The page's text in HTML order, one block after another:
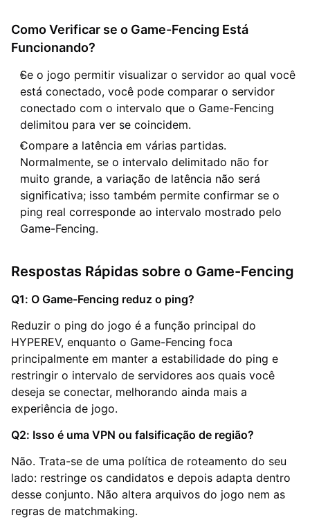
Como Verificar se o Game-Fencing Está
Funcionando?
Se o jogo permitir visualizar o servidor ao qual você
está conectado, você pode comparar o servidor
conectado com o intervalo que o Game-Fencing
delimitou para ver se coincidem.
Compare a latência em várias partidas.
Normalmente, se o intervalo delimitado não for
muito grande, a variação de latência não será
significativa; isso também permite confirmar se o
ping real corresponde ao intervalo mostrado pelo
Game-Fencing.
Respostas Rápidas sobre o Game-Fencing
Q1: O Game-Fencing reduz o ping?
Reduzir o ping do jogo é a função principal do
HYPEREV, enquanto o Game-Fencing foca
principalmente em manter a estabilidade do ping e
restringir o intervalo de servidores aos quais você
deseja se conectar, melhorando ainda mais a
experiência de jogo.
Q2: Isso é uma VPN ou falsificação de região?
Não. Trata-se de uma política de roteamento do seu
lado: restringe os candidatos e depois adapta dentro
desse conjunto. Não altera arquivos do jogo nem as
regras de matchmaking.